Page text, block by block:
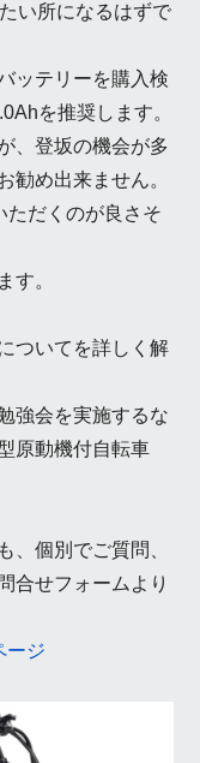
い所になるはずで
ッテリーを購入検
を推奨します。
、登坂の機会が多
勧め出来ません。
ただくのが良さそ
す。
ついてを詳しく解
強会を実施するな
原動機付自転車
、個別でご質問、
合せフォームより
ージ